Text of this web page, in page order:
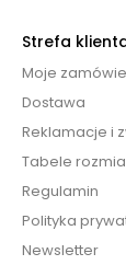
Strefa
Moje
Dostawa
Reklamacje i
Tabele
Regulamin
Polityka
Newsletter